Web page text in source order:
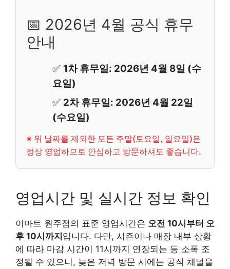
📅 2026년 4월 공식 휴무
안내
✅ 1차 휴무일: 2026년 4월 8일 (수
요일)
✅ 2차 휴무일: 2026년 4월 22일
(수요일)
※ 위 날짜를 제외한 모든 주말(토요일, 일요일)은
정상 영업하므로 안심하고 방문하셔도 좋습니다.
영업시간 및 실시간 정보 확인
이마트 원주점의 표준 영업시간은 오전 10시부터 오
후 10시까지 입니다. 다만, 시즌이나 매장 내부 상황
에 따라 마감 시간이 11시까지 연장되는 등 소폭 조
정될 수 있으니, 늦은 저녁 방문 시에는 공식 채널을